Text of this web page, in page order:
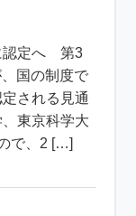
認定へ 第3
国の制度で
される見通
東京科学大
で、2 […]